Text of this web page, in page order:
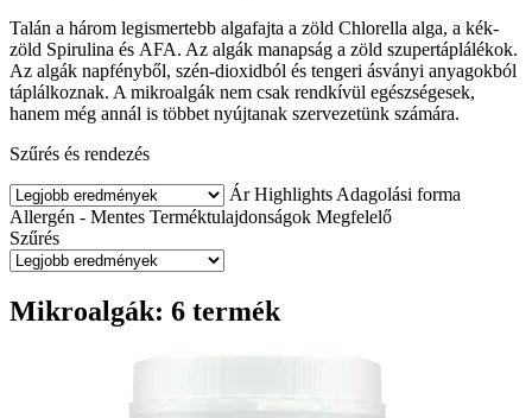
Talán a három legismertebb algafajta a zöld Chlorella alga, a kék-
zöld Spirulina és AFA. Az algák manapság a zöld szupertáplálékok.
Az algák napfényből, szén-dioxidból és tengeri ásványi anyagokból
táplálkoznak. A mikroalgák nem csak rendkívül egészségesek,
hanem még annál is többet nyújtanak szervezetünk számára.
Szűrés és rendezés
Ár Highlights Adagolási forma
Allergén - Mentes Terméktulajdonságok Megfelelő
Szűrés
Mikroalgák: 6 termék